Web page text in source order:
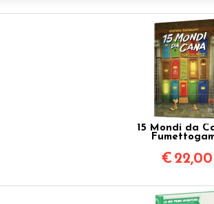
15 Mondi da
€ 22,00